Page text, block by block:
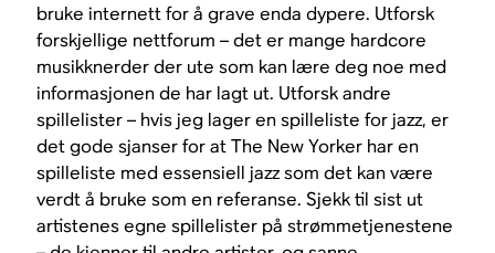
bruke internett for å grave enda dypere. Utforsk
forskjellige nettforum – det er mange hardcore
musikknerder der ute som kan lære deg noe med
informasjonen de har lagt ut. Utforsk andre
spillelister – hvis jeg lager en spilleliste for jazz, er
det gode sjanser for at The New Yorker har en
spilleliste med essensiell jazz som det kan være
verdt å bruke som en referanse. Sjekk til sist ut
artistenes egne spillelister på strømmetjenestene